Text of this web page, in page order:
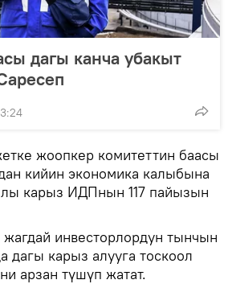
дагы канча убакыт
жоопкер комитеттин баасы
кийин экономика калыбына
карыз ИДПнын 117 пайызын
инвесторлордун тынчын
дагы карыз алууга тоскоол
арзан түшүп жатат.